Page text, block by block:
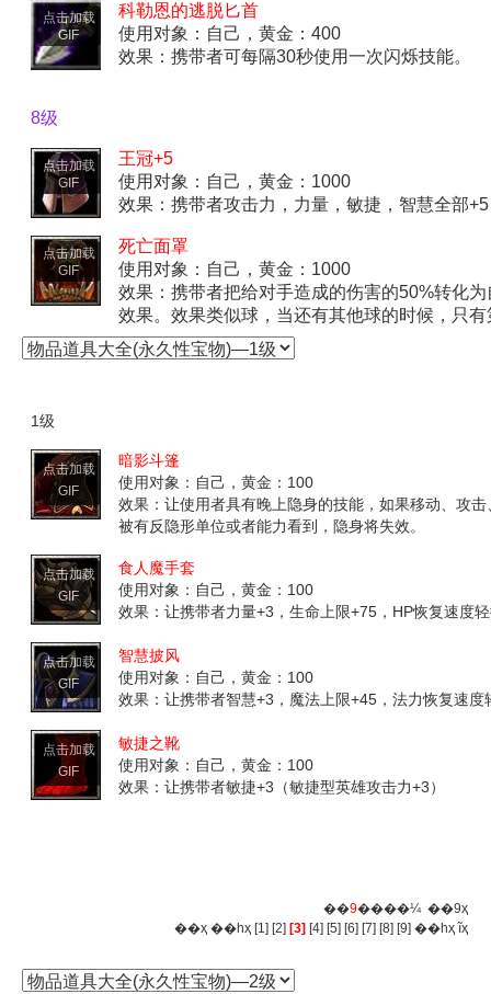
点击加载
GIF
科勒恩的逃脱匕首
使用对象：自己，黄金：400
效果：携带者可每隔30秒使用一次闪烁技能。
8级
点击加载
GIF
王冠+5
使用对象：自己，黄金：1000
效果：携带者攻击力，力量，敏捷，智慧全部
点击加载
GIF
死亡面罩
使用对象：自己，黄金：1000
效果：携带者把给对手造成的伤害的50%转化
效果。效果类似球，当还有其他球的时候，只
1级
点击加载
GIF
暗影斗篷
使用对象：自己，黄金：100
效果：让使用者具有晚上隐身的技能，如果移动、攻
被有反隐形单位或者能力看到，隐身将失效。
点击加载
GIF
食人魔手套
使用对象：自己，黄金：100
效果：让携带者力量+3，生命上限+75，HP恢复速度
点击加载
GIF
智慧披风
使用对象：自己，黄金：100
效果：让携带者智慧+3，魔法上限+45，法力恢复速
点击加载
GIF
敏捷之靴
使用对象：自己，黄金：100
效果：让携带者敏捷+3（敏捷型英雄攻击力+3）
��9����¼ ��9ҳ
��ҳ ��һҳ [1] [2] [3] [4] [5] [6] [7] [8] [9] ��һҳ ĩҳ